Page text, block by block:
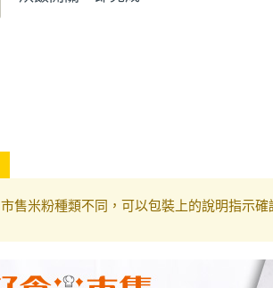
市售米粉種類不同，可以包裝上的說明指示確